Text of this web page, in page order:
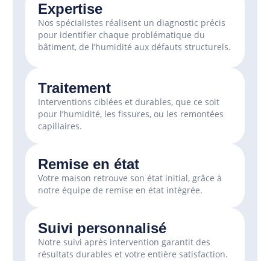
Expertise
Nos spécialistes réalisent un diagnostic précis
pour identifier chaque problématique du
bâtiment, de l’humidité aux défauts structurels.
Traitement
Interventions ciblées et durables, que ce soit
pour l’humidité, les fissures, ou les remontées
capillaires.
Remise en état
Votre maison retrouve son état initial, grâce à
notre équipe de remise en état intégrée.
Suivi personnalisé
Notre suivi après intervention garantit des
résultats durables et votre entière satisfaction.